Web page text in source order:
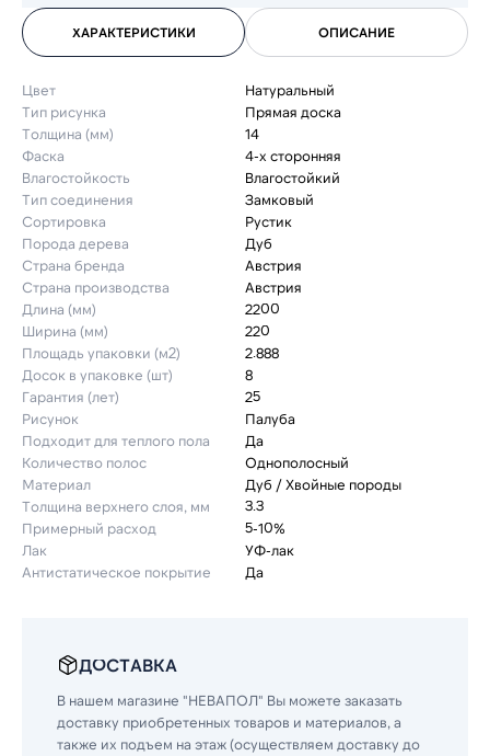
ХАРАКТЕРИСТИКИ ОПИСАНИЕ
Цвет
Натуральный
Тип рисунка
Прямая доска
Толщина (мм)
14
Фаска
4-х сторонняя
Влагостойкость
Влагостойкий
Тип соединения
Замковый
Сортировка
Рустик
Порода дерева
Дуб
Страна бренда
Австрия
Страна производства
Австрия
Длина (мм)
2200
Ширина (мм)
220
Площадь упаковки (м2)
2.888
Досок в упаковке (шт)
8
Гарантия (лет)
25
Рисунок
Палуба
Подходит для теплого пола
Да
Количество полос
Однополосный
Материал
Дуб / Хвойные породы
Толщина верхнего слоя, мм
3.3
Примерный расход
5-10%
Лак
УФ-лак
Антистатическое покрытие
Да
ДОСТАВКА
В нашем магазине "НЕВАПОЛ" Вы можете заказать
доставку приобретенных товаров и материалов, а
также их подъем на этаж (осуществляем доставку до